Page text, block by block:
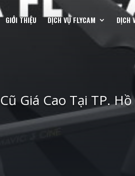
GIỚI THIỆU DỊCH VỤ FLYCAM DỊCH
Giá Cao Tại TP.